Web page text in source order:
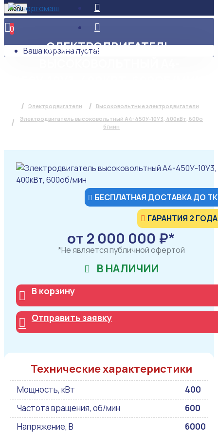
Menu
0
Ваша корзина пуста!
ЭЛЕКТРОДВИГАТЕЛЬ
Электродвигатели
Высоковольтные электродвигатели
Электродвигатель высоковольтный А4-450У-10У3, 400кВт, 600о
б/мин
БЕСПЛАТНАЯ ДОСТАВКА ДО
ГАРАНТИЯ 2
от 2 000 000 ₽*
*Не является публичной офертой
В НАЛИЧИИ
В корзину
Отправить заявку
Технические характеристики
Мощность, кВт
400
Частота вращения, об/мин
600
Напряжение, В
6000